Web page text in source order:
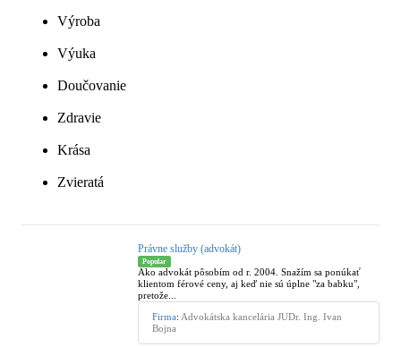
Výroba
Výuka
Doučovanie
Zdravie
Krása
Zvieratá
Právne služby (advokát)
Popular
Ako advokát pôsobím od r. 2004. Snažím sa ponúkať
klientom férové ceny, aj keď nie sú úplne "za babku",
pretože...
Firma: Advokátska kancelária JUDr. Ing. Ivan
Bojna